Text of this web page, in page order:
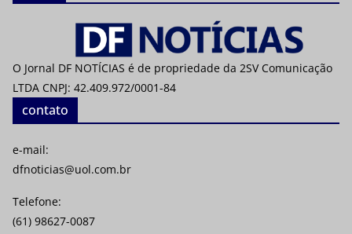
O Jornal DF NOTÍCIAS é de propriedade da 2SV Comunicação
LTDA CNPJ: 42.409.972/0001-84
contato
e-mail:
dfnoticias@uol.com.br
Telefone:
(61) 98627-0087